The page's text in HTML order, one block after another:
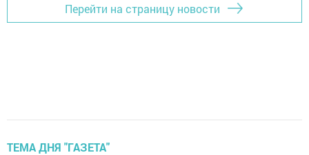
Перейти на страницу новости
ТЕМА ДНЯ "ГАЗЕТА"